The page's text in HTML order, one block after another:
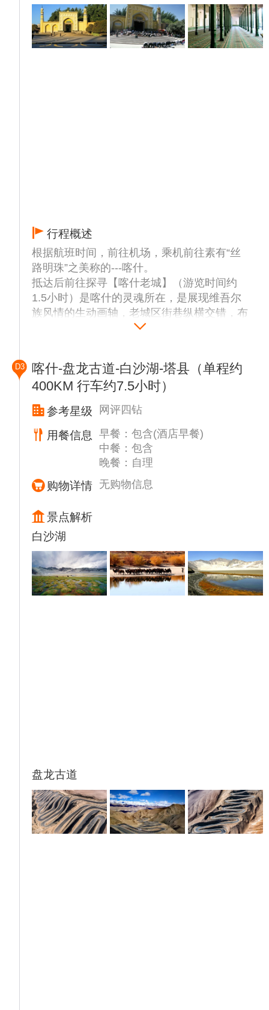
行程概述
根据航班时间，前往机场，乘机前往素有“丝
路明珠”之美称的---喀什。
抵达后前往探寻【喀什老城】（游览时间约
1.5小时）是喀什的灵魂所在，是展现维吾尔
族风情的生动画轴，老城区街巷纵横交错，布
局灵活多变，曲径通幽，大多为土木、砖木结
巷】蓝色风格转角遇到爱，非常出片。【布袋
巷】整个巷子挂着很多民族特色的“布袋，还
有更多【彩虹楼梯】【空中花园】等打卡点。
后乘车前往【艾提尕尔清真寺】（游览时间约
40分钟）是新疆规模最大的清真寺，也是全国
规模最大的清真寺之一。在国内外宗教界均具
有一定影响，为自治区重点文物保护单位。
后前往喀什市区最有特色的【职人街】（游览
时间约1小时）职人街全称为吾斯塘博依手工
艺品一条街，它紧挨着艾提尕尔清真寺，长约
一千米，聚集了几百家手工作坊和摊点，俨然
成了喀什乃至中亚手工业的精品展览区。
后打卡网红地【百年老茶馆】（茶水自理）作
为《追风筝的人》的取景地之一，老茶馆吸引
来了许多的游客，但并没有破坏它本身的味
道，在这里能够让你迅速融入喀什人的生活
D3
喀什-盘龙古道-白沙湖-塔县（单程约
400KM 行车约7.5小时）
参考星级 网评四钻
用餐信息
早餐：包含(酒店早餐)
中餐：包含
晚餐：自理
购物详情 无购物信息
景点解析
白沙湖
盘龙古道